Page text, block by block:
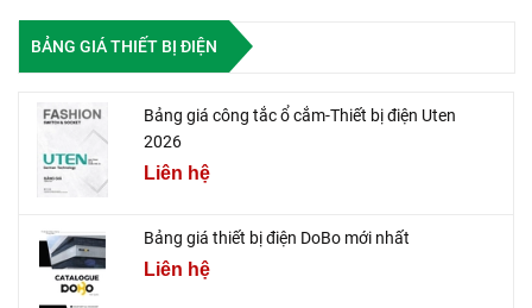
BẢNG GIÁ THIẾT BỊ ĐIỆN
Bảng giá công tắc ổ cắm-Thiết bị điện Uten
2026
Liên hệ
Bảng giá thiết bị điện DoBo mới nhất
Liên hệ